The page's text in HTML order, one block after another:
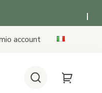
account
Cerca My Cart